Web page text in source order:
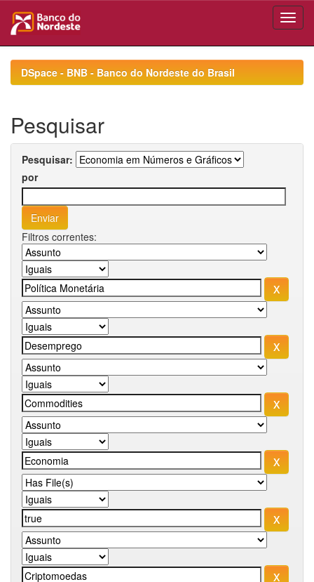
navigationDSpace - BNB - Banco do Nordeste do Brasil
Pesquisar
Pesquisar:
por
Filtros correntes: